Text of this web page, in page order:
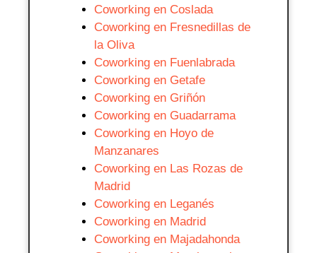
Coworking en Coslada
Coworking en Fresnedillas de
la Oliva
Coworking en Fuenlabrada
Coworking en Getafe
Coworking en Griñón
Coworking en Guadarrama
Coworking en Hoyo de
Manzanares
Coworking en Las Rozas de
Madrid
Coworking en Leganés
Coworking en Madrid
Coworking en Majadahonda